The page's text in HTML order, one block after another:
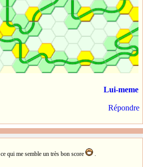
Lui-meme
Répondre
qui me semble un très bon score .